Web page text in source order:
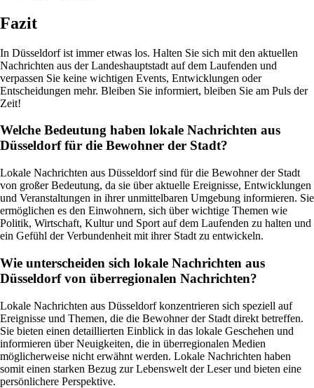
Fazit
In Düsseldorf ist immer etwas los. Halten Sie sich mit den aktuellen
Nachrichten aus der Landeshauptstadt auf dem Laufenden und
verpassen Sie keine wichtigen Events, Entwicklungen oder
Entscheidungen mehr. Bleiben Sie informiert, bleiben Sie am Puls der
Zeit!
Welche Bedeutung haben lokale Nachrichten aus
Düsseldorf für die Bewohner der Stadt?
Lokale Nachrichten aus Düsseldorf sind für die Bewohner der Stadt
von großer Bedeutung, da sie über aktuelle Ereignisse, Entwicklungen
und Veranstaltungen in ihrer unmittelbaren Umgebung informieren. Sie
ermöglichen es den Einwohnern, sich über wichtige Themen wie
Politik, Wirtschaft, Kultur und Sport auf dem Laufenden zu halten und
ein Gefühl der Verbundenheit mit ihrer Stadt zu entwickeln.
Wie unterscheiden sich lokale Nachrichten aus
Düsseldorf von überregionalen Nachrichten?
Lokale Nachrichten aus Düsseldorf konzentrieren sich speziell auf
Ereignisse und Themen, die die Bewohner der Stadt direkt betreffen.
Sie bieten einen detaillierten Einblick in das lokale Geschehen und
informieren über Neuigkeiten, die in überregionalen Medien
möglicherweise nicht erwähnt werden. Lokale Nachrichten haben
somit einen starken Bezug zur Lebenswelt der Leser und bieten eine
persönlichere Perspektive.